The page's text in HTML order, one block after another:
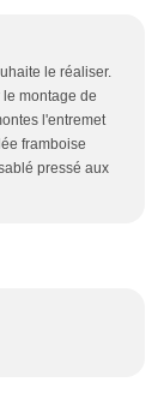
le réaliser.
montage de
l'entremet
framboise
pressé aux